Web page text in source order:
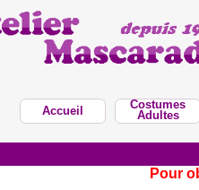
Accueil
Costumes
Adultes
Pour